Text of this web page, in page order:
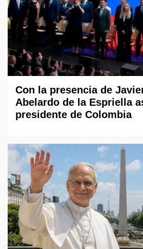
Con la presencia de
Abelardo de la Espriella
presidente de Colombia